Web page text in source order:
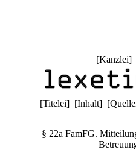
[Kanzlei]
[Titelei] [Inhalt] [
§ 22a FamFG.